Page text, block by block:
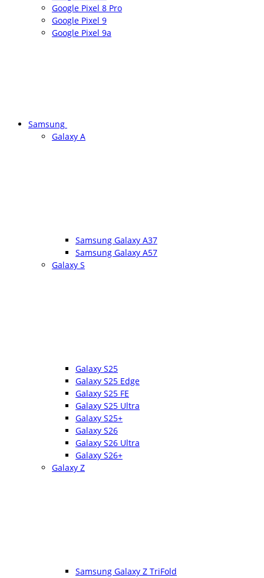
Google Pixel 8 Pro
Google Pixel 9
Google Pixel 9a
Samsung
Galaxy A
Samsung Galaxy A37
Samsung Galaxy A57
Galaxy S
Galaxy S25
Galaxy S25 Edge
Galaxy S25 FE
Galaxy S25 Ultra
Galaxy S25+
Galaxy S26
Galaxy S26 Ultra
Galaxy S26+
Galaxy Z
Samsung Galaxy Z TriFold